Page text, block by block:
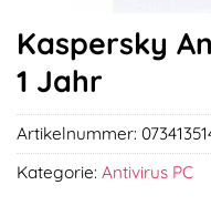
Kaspersky
1 Jahr
Artikelnummer:
Kategorie: Antivirus PC